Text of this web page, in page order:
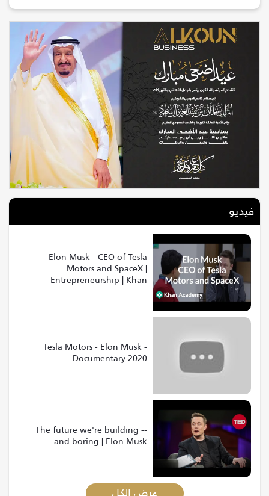
فيديو
Elon Musk - CEO of Tesla
Motors and SpaceX |
Entrepreneurship | Khan
Tesla Motors - Elon Musk -
Documentary 2020
The future we're building --
and boring | Elon Musk